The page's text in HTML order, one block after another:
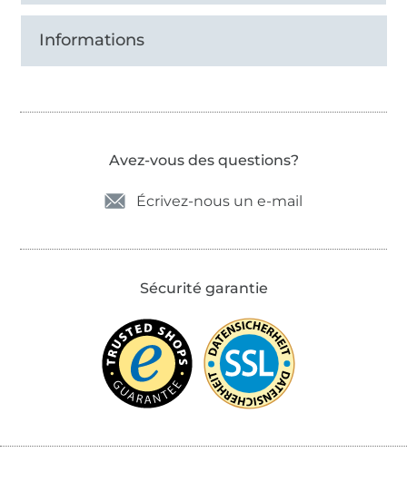
Informations
Avez-vous des questions?
Écrivez-nous un e-mail
Sécurité garantie